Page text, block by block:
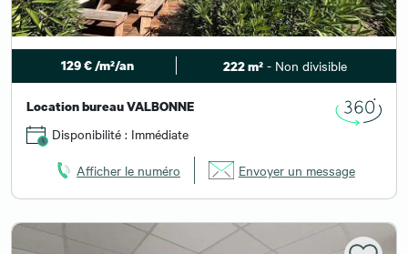
129 € /m²/an 222 m² - Non divisible
Location bureau VALBONNE
Disponibilité : Immédiate
Afficher le numéro Envoyer un message